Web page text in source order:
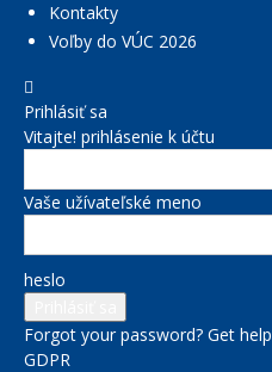
Kontakty
Voľby do VÚC 2026
Prihlásiť sa
Vitajte! prihlásenie k účtu
Vaše užívateľské meno
heslo
Forgot your password? Get help
GDPR